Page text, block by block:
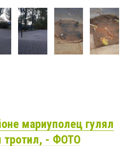
мариуполец гулял
тротил, - ФОТО